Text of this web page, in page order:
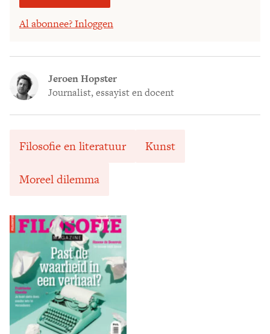
Al abonnee? Inloggen
Jeroen Hopster
Journalist, essayist en docent
Filosofie en literatuur Kunst
Moreel dilemma